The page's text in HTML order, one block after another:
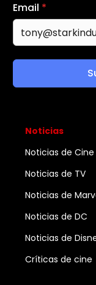
Email *
Noticias
Noticias de Cine
Noticias de TV
Noticias de
Noticias de DC
Noticias de
Críticas de cine